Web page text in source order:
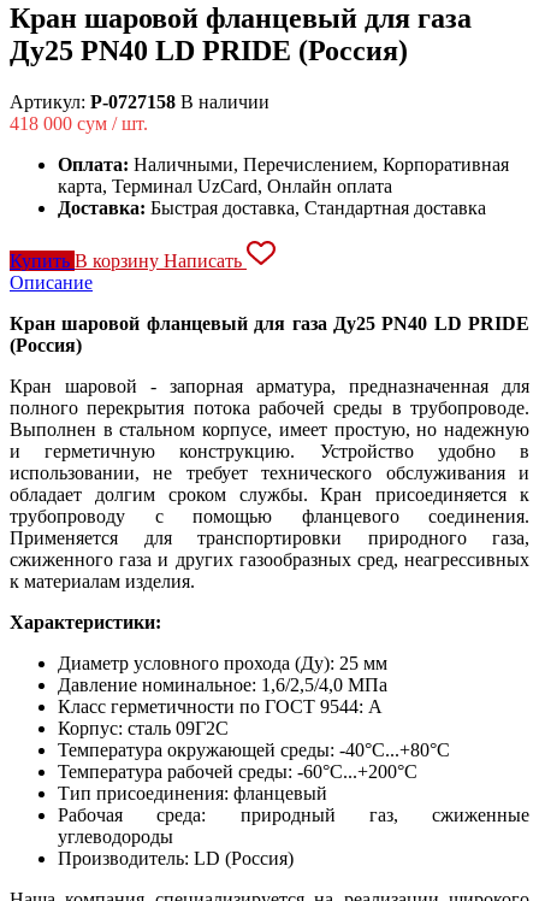
Кран шаровой фланцевый для газа
Ду25 PN40 LD PRIDE (Россия)
Артикул: P-0727158 В наличии
418 000 сум / шт.
Оплата: Наличными, Перечислением, Корпоративная
карта, Терминал UzCard, Онлайн оплата
Доставка: Быстрая доставка, Стандартная доставка
Купить В корзину Написать
Описание
Кран шаровой фланцевый для газа Ду25 PN40 LD PRIDE
(Россия)
Кран шаровой - запорная арматура, предназначенная для
полного перекрытия потока рабочей среды в трубопроводе.
Выполнен в стальном корпусе, имеет простую, но надежную
и герметичную конструкцию. Устройство удобно в
использовании, не требует технического обслуживания и
обладает долгим сроком службы. Кран присоединяется к
трубопроводу с помощью фланцевого соединения.
Применяется для транспортировки природного газа,
сжиженного газа и других газообразных сред, неагрессивных
к материалам изделия.
Характеристики:
Диаметр условного прохода (Ду): 25 мм
Давление номинальное: 1,6/2,5/4,0 МПа
Класс герметичности по ГОСТ 9544: А
Корпус: сталь 09Г2С
Температура окружающей среды: -40°С...+80°С
Температура рабочей среды: -60°С...+200°С
Тип присоединения: фланцевый
Рабочая среда: природный газ, сжиженные
углеводороды
Производитель: LD (Россия)